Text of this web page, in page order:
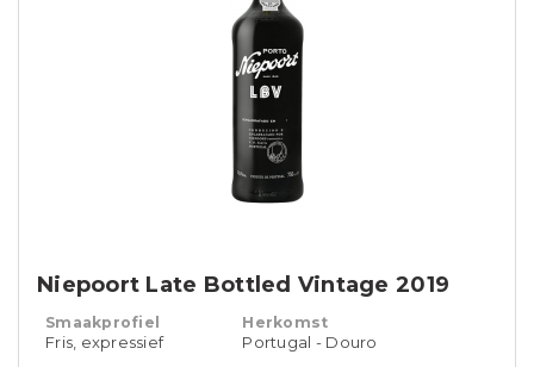
Niepoort Late Bottled Vintage 2019
Smaakprofiel
Fris, expressief
Herkomst
Portugal - Douro